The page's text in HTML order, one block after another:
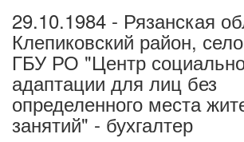
29.10.1984 - Рязанская
Клепиковский район,
ГБУ РО "Центр
адаптации для лиц без
определенного места
занятий" - бухгалтер